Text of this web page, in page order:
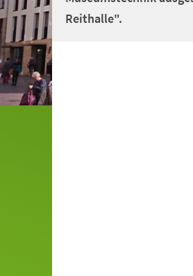
Reithalle".